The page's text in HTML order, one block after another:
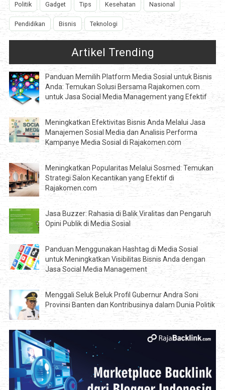
Politik Gadget Tips Kesehatan Nasional
Pendidikan Bisnis Teknologi
Artikel Trending
Panduan Memilih Platform Media Sosial untuk Bisnis
Anda: Temukan Solusi Bersama Rajakomen.com
untuk Jasa Social Media Management yang Efektif
Meningkatkan Efektivitas Bisnis Anda Melalui Jasa
Manajemen Sosial Media dan Analisis Performa
Kampanye Media Sosial di Rajakomen.com
Meningkatkan Popularitas Melalui Sosmed: Temukan
Strategi Salon Kecantikan yang Efektif di
Rajakomen.com
Jasa Buzzer: Rahasia di Balik Viralitas dan Pengaruh
Opini Publik di Media Sosial
Panduan Menggunakan Hashtag di Media Sosial
untuk Meningkatkan Visibilitas Bisnis Anda dengan
Jasa Social Media Management
Menggali Seluk Beluk Profil Gubernur Andra Soni
Provinsi Banten dan Kontribusinya dalam Dunia Politik